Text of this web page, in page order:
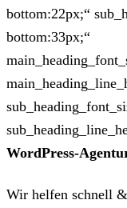
bottom:22px;“
bottom:33px;“
WordPress-
Wir helfen schnell